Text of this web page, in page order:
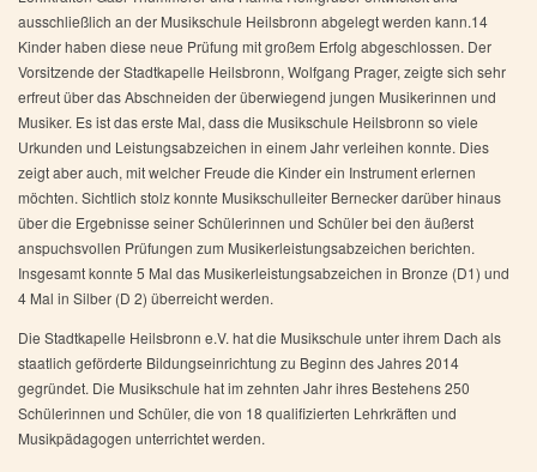
ausschließlich an der Musikschule Heilsbronn abgelegt werden kann.14
Kinder haben diese neue Prüfung mit großem Erfolg abgeschlossen. Der
Vorsitzende der Stadtkapelle Heilsbronn, Wolfgang Prager, zeigte sich sehr
erfreut über das Abschneiden der überwiegend jungen Musikerinnen und
Musiker. Es ist das erste Mal, dass die Musikschule Heilsbronn so viele
Urkunden und Leistungsabzeichen in einem Jahr verleihen konnte. Dies
zeigt aber auch, mit welcher Freude die Kinder ein Instrument erlernen
möchten. Sichtlich stolz konnte Musikschulleiter Bernecker darüber hinaus
über die Ergebnisse seiner Schülerinnen und Schüler bei den äußerst
anspuchsvollen Prüfungen zum Musikerleistungsabzeichen berichten.
Insgesamt konnte 5 Mal das Musikerleistungsabzeichen in Bronze (D1) und
4 Mal in Silber (D 2) überreicht werden.
Die Stadtkapelle Heilsbronn e.V. hat die Musikschule unter ihrem Dach als
staatlich geförderte Bildungseinrichtung zu Beginn des Jahres 2014
gegründet. Die Musikschule hat im zehnten Jahr ihres Bestehens 250
Schülerinnen und Schüler, die von 18 qualifizierten Lehrkräften und
Musikpädagogen unterrichtet werden.